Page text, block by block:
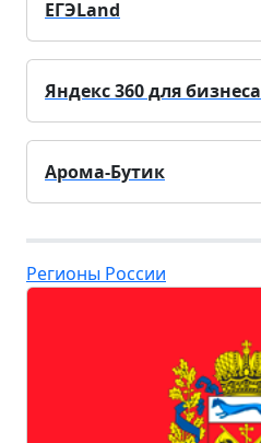
ЕГЭLand
Яндекс 360 для бизнеса
Арома-Бутик
Регионы России